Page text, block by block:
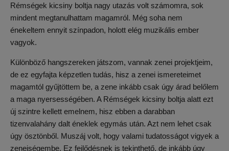
Rémségek kicsiny boltja nagy utazás volt számomra, sok
mindent megtanulhattam magamról. Még soha nem
énekeltem ennyit színpadon, holott elég muzikális ember
vagyok.
Különböző hangszereken játszom, vannak zenei projektjeim,
de ez egyfajta képzetlen tudás, hisz a zenei ismereteimet
magamtól gyűjtöttem be, a zene inkább csak úgy árad belőlem
a maga nyersességében. A Rémségek kicsiny boltja alatt ezt
új szintre kellett emelnem, hisz ebben a darabban
tizenvalahány dalt éneklek egymás után. Azt nem lehet csak
úgy ösztönből. Muszáj volt, hogy valami tudatosságot vigyek a
zeneiségembe. Ez fejlődésnek is tekinthető, de inkább úgy